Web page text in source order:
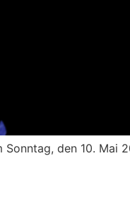
Sonntag, den 10. Mai